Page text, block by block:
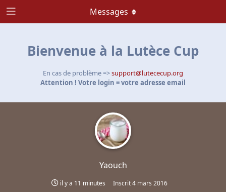
Bienvenue à la Lutèce Cup
En cas de problème =>support@lutececup.org
Attention ! Votre login = votre adresse email
Yaouch
il y a 11 minutes Inscrit4 mars 2016
Messages